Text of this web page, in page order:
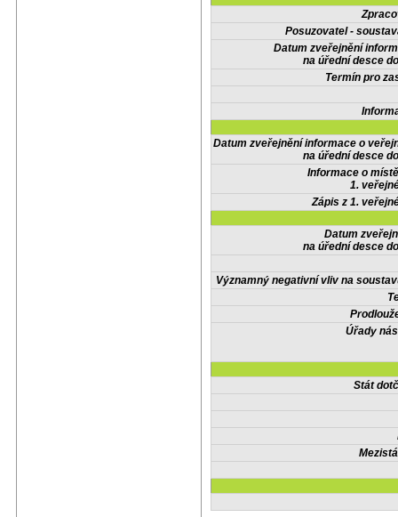
Posuzovatel -
Datum zveřejnění
na úřední desce
Termín pro
Datum zveřejnění informace o
na úřední desce
Informace o
1.
Zápis z 1.
Datum
na úřední desce
Významný negativní vliv na
Úřady
Stát